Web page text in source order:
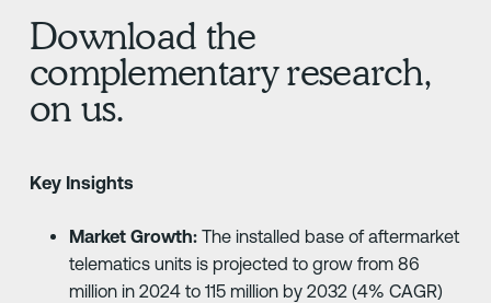
Download the
complementary research,
on us.
Key Insights
Market Growth: The installed base of aftermarket
telematics units is projected to grow from 86
million in 2024 to 115 million by 2032 (4% CAGR)